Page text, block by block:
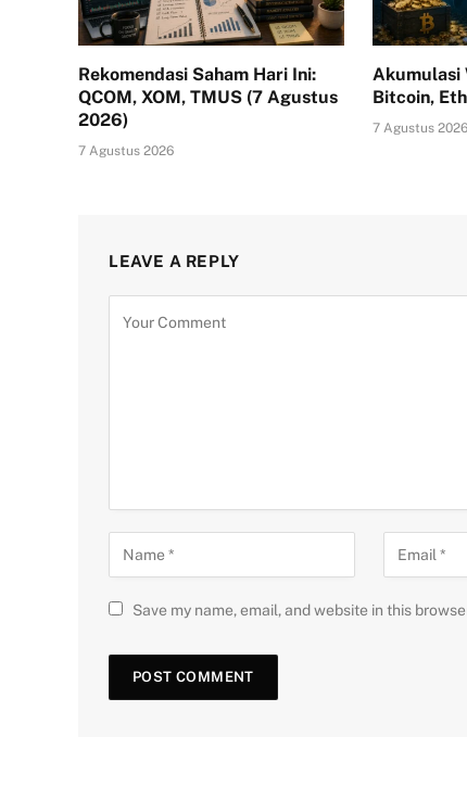
Rekomendasi Saham Hari Ini:
QCOM, XOM, TMUS (7 Agustus
2026)
7 Agustus 2026
Akumulasi
Bitcoin,
7 Agustus 2026
LEAVE A REPLY
Save my name, email, and website in this